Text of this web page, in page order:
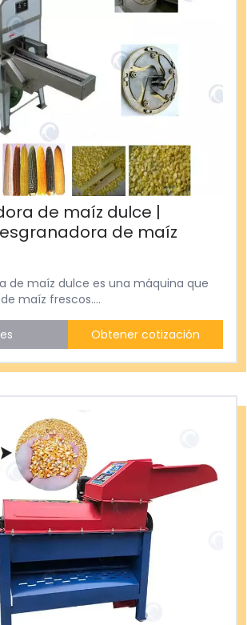
de maíz dulce |
de maíz
de maíz dulce es una máquina que
maíz frescos....
Obtener cotización